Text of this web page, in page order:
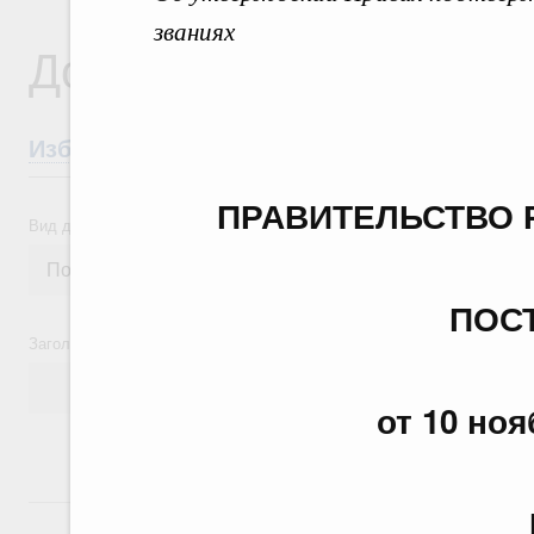
званиях
от 10
Документы
Избранные документы со справками к
Вид документа
Заголовок или текст документа